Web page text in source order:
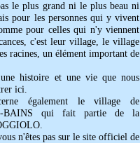
le plus grand ni le plus beau ni
pour les personnes qui y vivent
pour celles qui n'y viennent
c'est leur village, le village
racines, un élément important de
histoire et une vie que nous
ici.
également le village de
BAINS qui fait partie de la
n'êtes pas sur le site officiel de